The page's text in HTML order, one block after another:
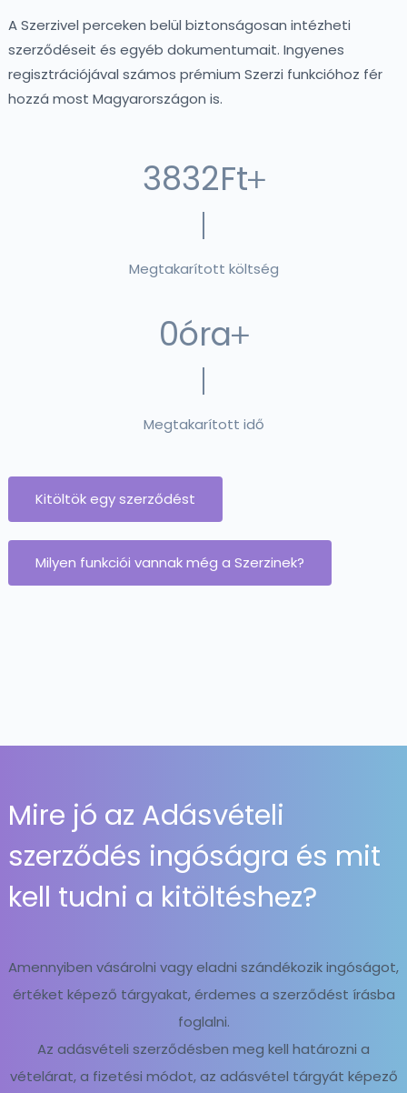
A Szerzivel perceken belül biztonságosan intézheti
szerződéseit és egyéb dokumentumait. Ingyenes
regisztrációjával számos prémium Szerzi funkcióhoz fér
hozzá most Magyarországon is.
3832Ft
Megtakarított költség
0óra
Megtakarított idő
Kitöltök egy szerződést
Milyen funkciói vannak még a Szerzinek?
Mire jó az Adásvételi
szerződés ingóságra és mit
kell tudni a kitöltéshez?
Amennyiben vásárolni vagy eladni szándékozik ingóságot,
értéket képező tárgyakat, érdemes a szerződést írásba
foglalni.
Az adásvételi szerződésben meg kell határozni a
vételárat, a fizetési módot, az adásvétel tárgyát képező